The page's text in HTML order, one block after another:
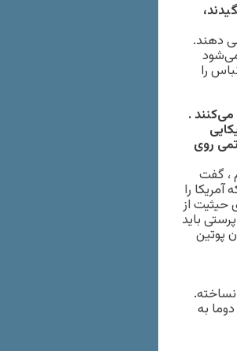
دهند.
را
.
روی
، گفت
را
حیثیت از
باید
پوتین
به